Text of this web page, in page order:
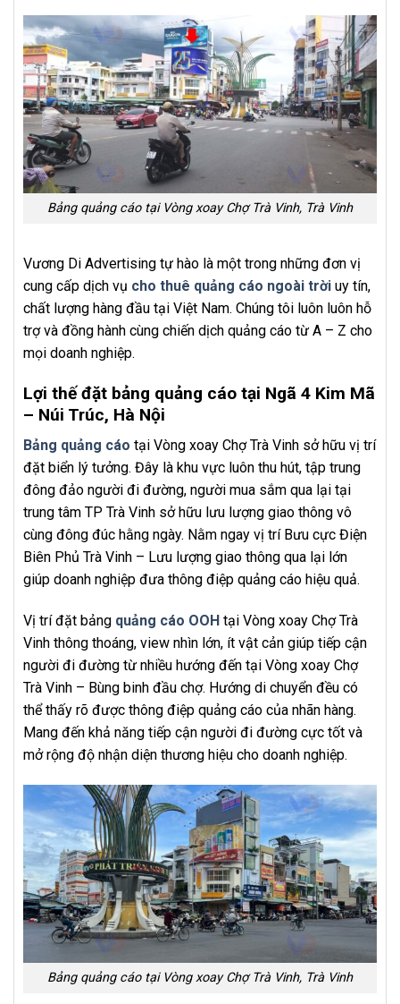
Bảng quảng cáo tại Vòng xoay Chợ Trà Vinh, Trà Vinh
Vương Di Advertising tự hào là một trong những đơn vị
cung cấp dịch vụ cho thuê quảng cáo ngoài trời uy tín,
chất lượng hàng đầu tại Việt Nam. Chúng tôi luôn luôn hỗ
trợ và đồng hành cùng chiến dịch quảng cáo từ A – Z cho
mọi doanh nghiệp.
Lợi thế đặt bảng quảng cáo tại Ngã 4 Kim Mã
– Núi Trúc, Hà Nội
Bảng quảng cáo tại Vòng xoay Chợ Trà Vinh sở hữu vị trí
đặt biển lý tưởng. Đây là khu vực luôn thu hút, tập trung
đông đảo người đi đường, người mua sắm qua lại tại
trung tâm TP Trà Vinh sở hữu lưu lượng giao thông vô
cùng đông đúc hằng ngày. Nằm ngay vị trí Bưu cực Điện
Biên Phủ Trà Vinh – Lưu lượng giao thông qua lại lớn
giúp doanh nghiệp đưa thông điệp quảng cáo hiệu quả.
Vị trí đặt bảng quảng cáo OOH tại Vòng xoay Chợ Trà
Vinh thông thoáng, view nhìn lớn, ít vật cản giúp tiếp cận
người đi đường từ nhiều hướng đến tại Vòng xoay Chợ
Trà Vinh – Bùng binh đầu chợ. Hướng di chuyển đều có
thể thấy rõ được thông điệp quảng cáo của nhãn hàng.
Mang đến khả năng tiếp cận người đi đường cực tốt và
mở rộng độ nhận diện thương hiệu cho doanh nghiệp.
Bảng quảng cáo tại Vòng xoay Chợ Trà Vinh, Trà Vinh